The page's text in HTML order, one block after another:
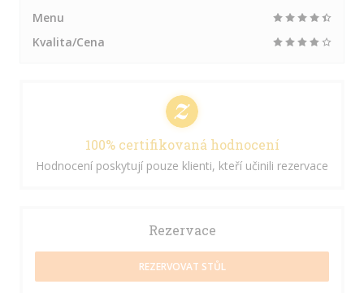
Menu
Kvalita/Cena
100% certifikovaná hodnocení
Hodnocení poskytují pouze klienti, kteří učinili rezervace
Rezervace
REZERVOVAT STŮL